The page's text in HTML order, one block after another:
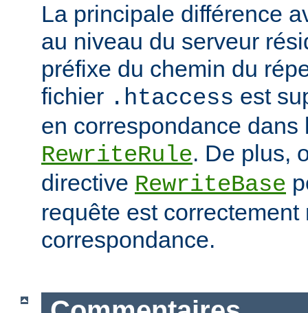
La principale différence
au niveau du serveur
préfixe du chemin du
fichier .htaccess est
en correspondance dans
RewriteRule. De plus,
directive RewriteBase
requête est correctement
correspondance.